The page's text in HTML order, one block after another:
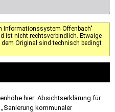
Informationssystem Offenbach"
ist nicht rechtsverbindlich. Etwaige
Original sind technisch bedingt
hier: Absichtserklärung für
kommunaler